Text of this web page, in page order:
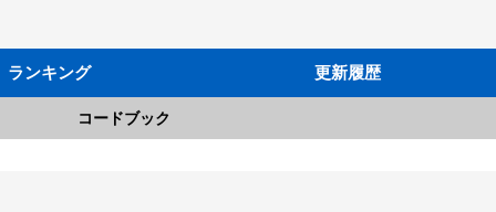
ランキング 更新履歴
コードブック